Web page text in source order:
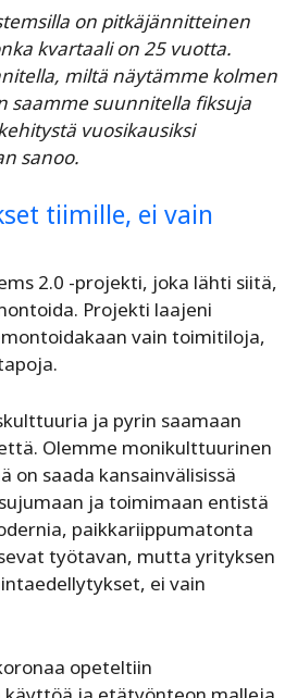
on pitkäjännitteinen
kvartaali on 25 vuotta.
miltä näytämme kolmen
saamme suunnitella fiksuja
vuosikausiksi
sanoo.
tiimille, ei vain
2.0 -projekti, joka lähti siitä,
Projekti laajeni
vain toimitiloja,
ja pyrin saamaan
Olemme monikulttuurinen
saada kansainvälisissä
ja toimimaan entistä
paikkariippumatonta
työtavan, mutta yrityksen
ei vain
opeteltiin